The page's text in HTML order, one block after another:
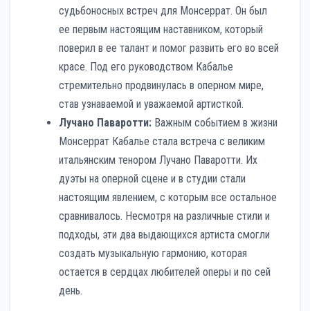
судьбоносных встреч для Монсеррат. Он был
ее первым настоящим наставником, который
поверил в ее талант и помог развить его во всей
красе. Под его руководством Кабалье
стремительно продвинулась в оперном мире,
став узнаваемой и уважаемой артисткой.
Лучано Паваротти: Важным событием в жизни
Монсеррат Кабалье стала встреча с великим
итальянским тенором Лучано Паваротти. Их
дуэты на оперной сцене и в студии стали
настоящим явлением, с которым все остальное
сравнивалось. Несмотря на различные стили и
подходы, эти два выдающихся артиста смогли
создать музыкальную гармонию, которая
остается в сердцах любителей оперы и по сей
день.